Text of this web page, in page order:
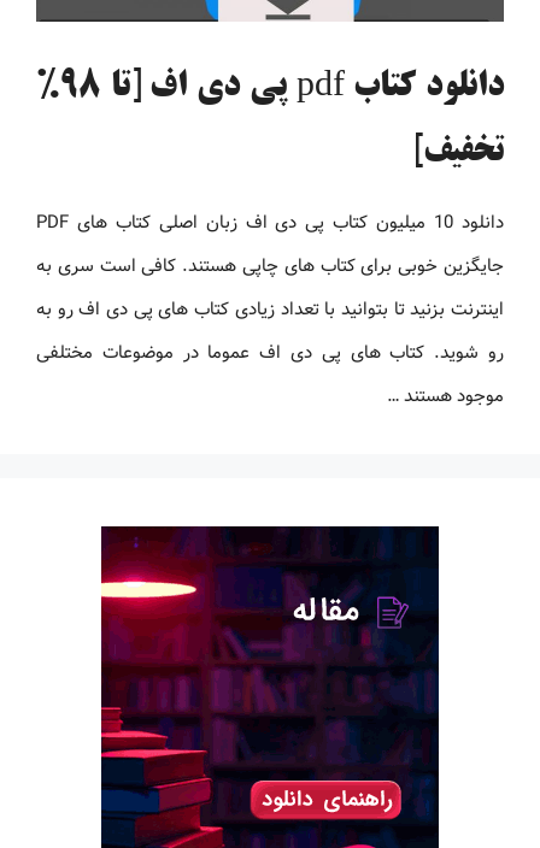
دانلود کتاب pdf پی دی اف [تا 98%
تخفیف]
دانلود 10 میلیون کتاب پی دی اف زبان اصلی کتاب های PDF
جایگزین خوبی برای کتاب های چاپی هستند. کافی است سری به
اینترنت بزنید تا بتوانید با تعداد زیادی کتاب های پی دی اف رو به
رو شوید. کتاب های پی دی اف عموما در موضوعات مختلفی
موجود هستند …